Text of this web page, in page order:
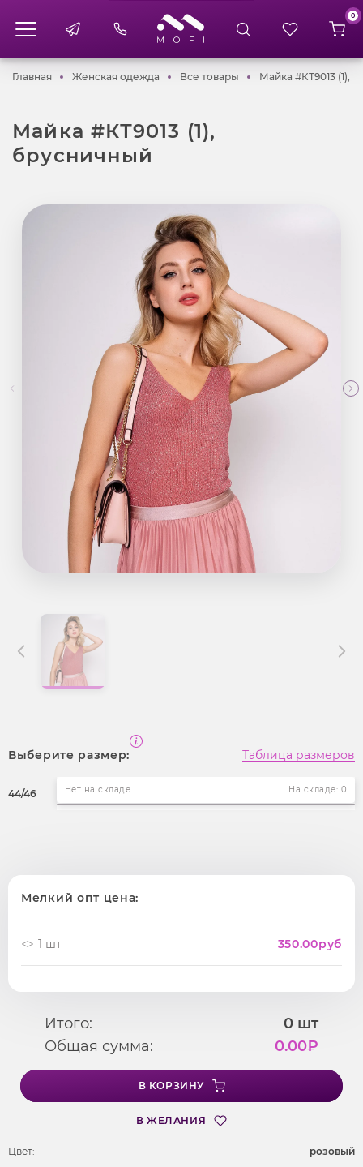
0
ГлавнаяГлавнаяЖенская одежда Женская одежда
Все товары Все товары
Майка #КТ9013 (1),
Майка #КТ9013 (1),
брусничный
Выберите размер: Таблица размеров
44/46 Нет на складе На складе: 0
Мелкий опт цена:
1 шт 350.00руб
Итого: 0 шт
Общая сумма:
0.00₽
В КОРЗИНУ
В ЖЕЛАНИЯ
Цвет:
розовый